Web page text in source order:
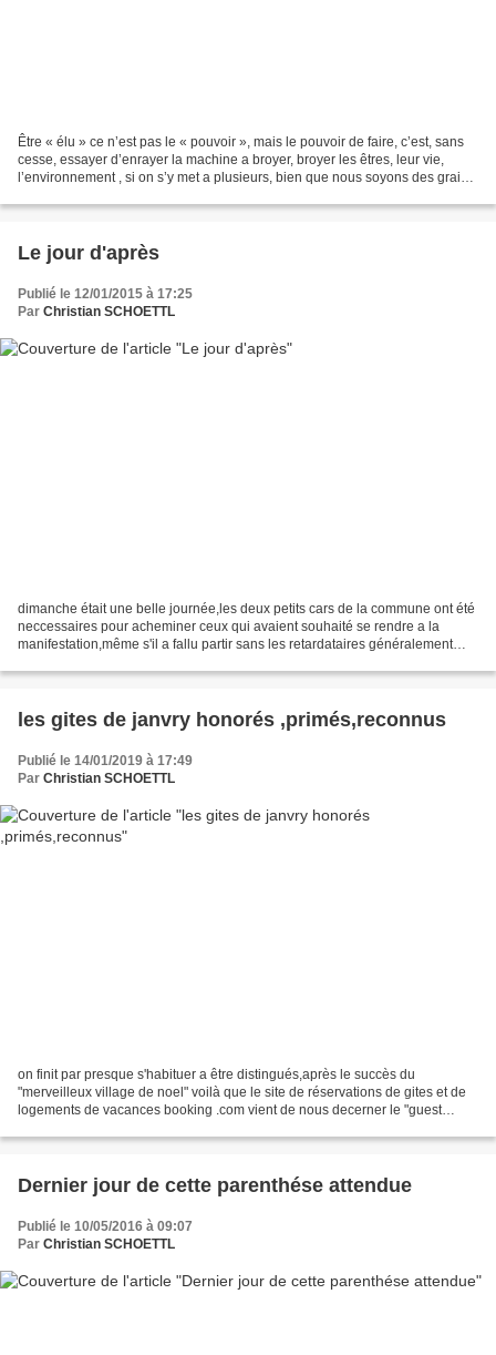
Être « élu » ce n’est pas le « pouvoir », mais le pouvoir de faire, c’est, sans
cesse, essayer d’enrayer la machine a broyer, broyer les êtres, leur vie,
l’environnement , si on s’y met a plusieurs, bien que nous soyons des grains
Le jour d'après
Publié le 12/01/2015 à 17:25
Par Christian SCHOETTL
dimanche était une belle journée,les deux petits cars de la commune ont été
neccessaires pour acheminer ceux qui avaient souhaité se rendre a la
manifestation,même s'il a fallu partir sans les retardataires généralement
les gites de janvry honorés ,primés,reconnus
Publié le 14/01/2019 à 17:49
Par Christian SCHOETTL
on finit par presque s'habituer a être distingués,après le succès du
"merveilleux village de noel" voilà que le site de réservations de gites et de
logements de vacances booking .com vient de nous decerner le "guest
Dernier jour de cette parenthése attendue
Publié le 10/05/2016 à 09:07
Par Christian SCHOETTL